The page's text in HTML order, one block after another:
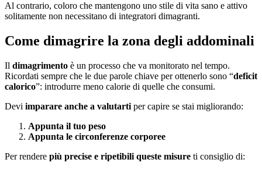
Al contrario, coloro che mantengono uno stile di vita sano e attivo
solitamente non necessitano di integratori dimagranti.
Come dimagrire la zona degli addominali
Il dimagrimento è un processo che va monitorato nel tempo.
Ricordati sempre che le due parole chiave per ottenerlo sono “deficit
calorico”: introdurre meno calorie di quelle che consumi.
Devi imparare anche a valutarti per capire se stai migliorando:
Appunta il tuo peso
Appunta le circonferenze corporee
Per rendere più precise e ripetibili queste misure ti consiglio di: